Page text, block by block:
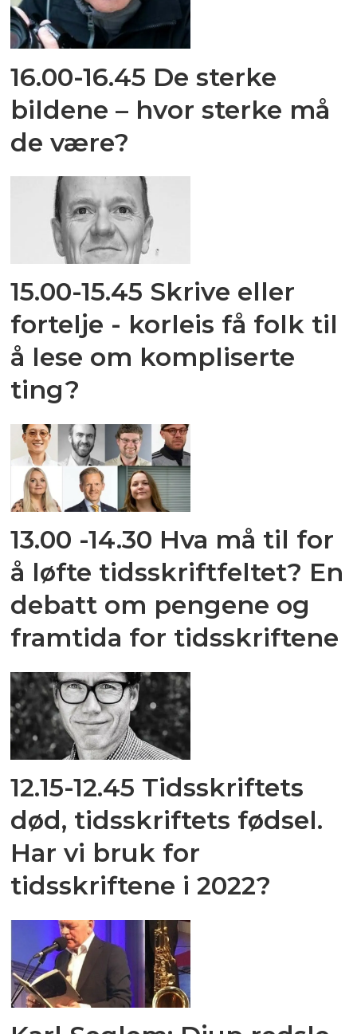
16.00-16.45 De sterke
bildene – hvor sterke må
de være?
15.00-15.45 Skrive eller
fortelje - korleis få folk til
å lese om kompliserte
ting?
13.00 -14.30 Hva må til for
å løfte tidsskriftfeltet? En
debatt om pengene og
framtida for tidsskriftene
12.15-12.45 Tidsskriftets
død, tidsskriftets fødsel.
Har vi bruk for
tidsskriftene i 2022?